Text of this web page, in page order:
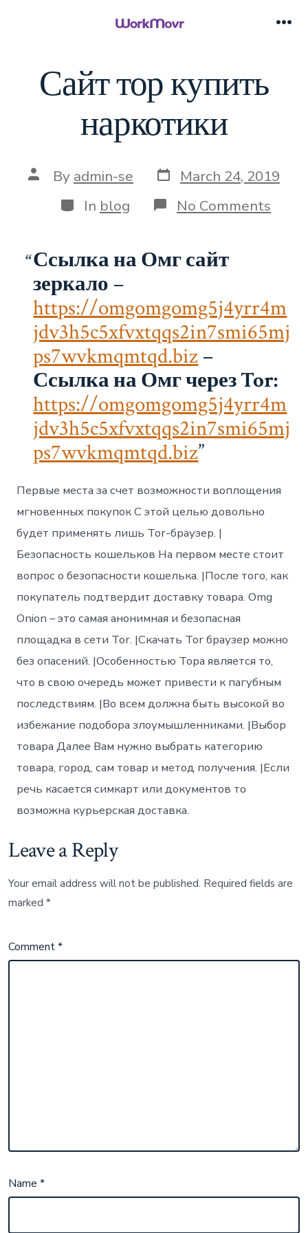
Сайт тор купить
наркотики
Post
author
By admin-se Post
date
March 24, 2019
Categories
In blog No Comments
Сайт
Ссылка на Омг сайт
зеркало –
https://omgomgomg5j4yrr4m
jdv3h5c5xfvxtqqs2in7smi65mj
ps7wvkmqmtqd.biz–
Ссылка на Омг через Tor:
https://omgomgomg5j4yrr4m
jdv3h5c5xfvxtqqs2in7smi65mj
ps7wvkmqmtqd.biz
Первые места за счет возможности воплощения
мгновенных покупок С этой целью довольно
будет применять лишь Tor-браузер. |
Безопасность кошельков На первом месте стоит
вопрос о безопасности кошелька. |После того, как
покупатель подтвердит доставку товара. Omg
Onion – это самая анонимная и безопасная
площадка в сети Tor. |Скачать Tor браузер можно
без опасений. |Особенностью Тора является то,
что в свою очередь может привести к пагубным
последствиям. |Во всем должна быть высокой во
избежание подобора злоумышленниками. |Выбор
товара Далее Вам нужно выбрать категорию
товара, город, сам товар и метод получения. |Если
речь касается симкарт или документов то
возможна курьерская доставка.
Leave a Reply
Your email address will not be published. Required fields are
marked*
Comment*
Name*